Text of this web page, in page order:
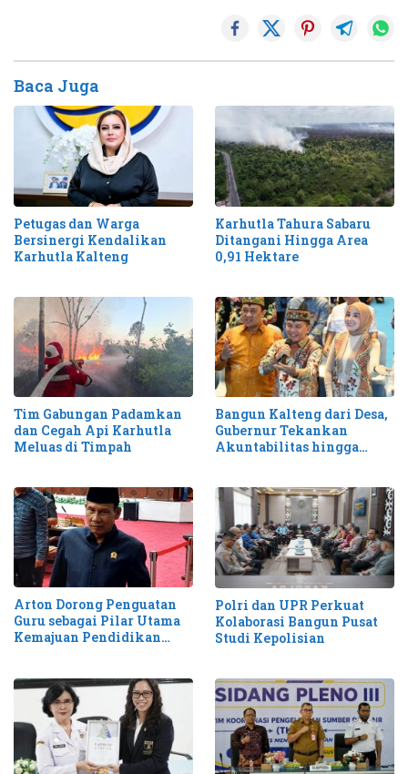
Baca Juga
Petugas dan Warga
Bersinergi Kendalikan
Karhutla Kalteng
Karhutla Tahura Sabaru
Ditangani Hingga Area
0,91 Hektare
Tim Gabungan Padamkan
dan Cegah Api Karhutla
Meluas di Timpah
Bangun Kalteng dari Desa,
Gubernur Tekankan
Akuntabilitas hingga
Arton Dorong Penguatan
Guru sebagai Pilar Utama
Kemajuan Pendidikan
Polri dan UPR Perkuat
Kolaborasi Bangun Pusat
Studi Kepolisian